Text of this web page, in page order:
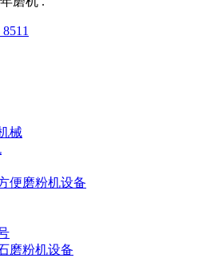
械
便磨粉机设备
磨粉机设备